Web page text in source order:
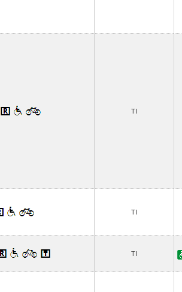
TI
TI
TI